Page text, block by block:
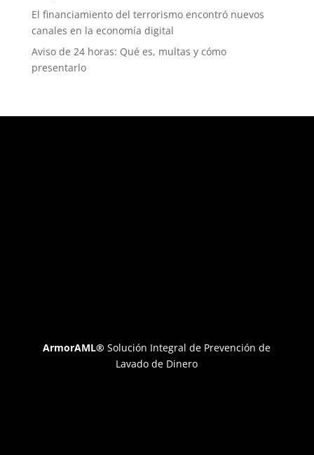
El financiamiento del terrorismo encontró nuevos
canales en la economía digital
Aviso de 24 horas: Qué es, multas y cómo
presentarlo
ArmorAML® Solución Integral de Prevención de
Lavado de Dinero